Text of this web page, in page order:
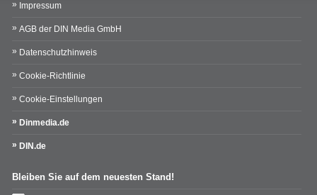
Impressum
AGB der DIN Media GmbH
Datenschutzhinweis
Cookie-Richtlinie
Cookie-Einstellungen
Dinmedia.de
DIN.de
Bleiben Sie auf dem neuesten Stand!